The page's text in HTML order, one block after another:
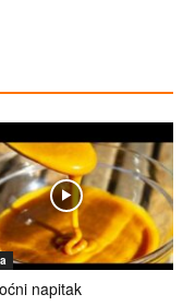
napitak